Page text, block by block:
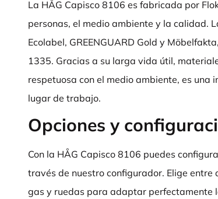
La HÅG Capisco 8106 es fabricada por
personas, el medio ambiente y la calidad.
Ecolabel, GREENGUARD Gold y
1335. Gracias a su larga vida útil,
respetuosa con el medio ambiente, es una
lugar de trabajo.
Opciones y
Con la HÅG Capisco 8106 puedes
través de nuestro configurador. Elige entre
gas y ruedas para adaptar perfectamente